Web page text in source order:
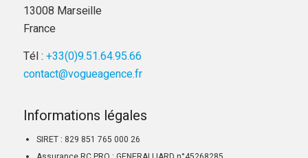
13008 Marseille
France
Tél : +33(0)9.51.64.95.66
contact@vogueagence.fr
Informations légales
SIRET : 829 851 765 000 26